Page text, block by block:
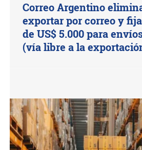
Correo Argentino
exportar por correo y
de US$ 5.000 para
(vía libre a la